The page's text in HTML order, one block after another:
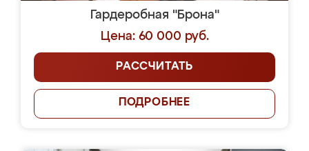
Гардеробная "Брона"
Цена: 60 000 руб.
РАССЧИТАТЬ
ПОДРОБНЕЕ